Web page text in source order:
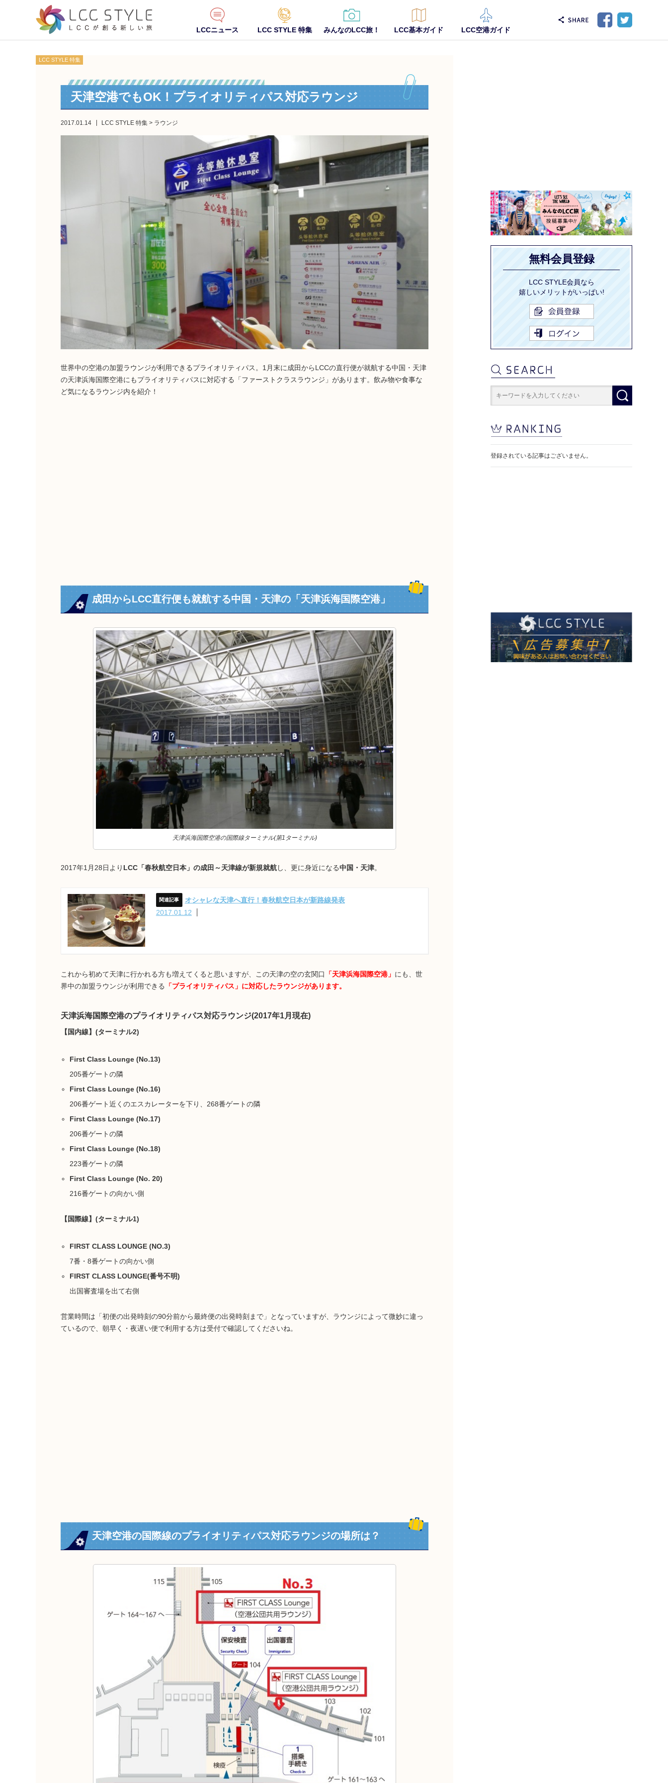
LCCニュース LCC STYLE 特集 みんなのLCC旅！ LCC基本ガイド LCC空港ガイド
LCC STYLE 特集
天津空港でもOK！プライオリティパス対応ラウンジ
2017.01.14 LCC STYLE 特集 > ラウンジ
世界中の空港の加盟ラウンジが利用できるプライオリティパス。1月末に成田からLCCの直行便が就航する中国・天津
の天津浜海国際空港にもプライオリティパスに対応する「ファーストクラスラウンジ」があります。飲み物や食事な
ど気になるラウンジ内を紹介！
成田からLCC直行便も就航する中国・天津の「天津浜海国際空港」
天津浜海国際空港の国際線ターミナル(第1ターミナル)
2017年1月28日より LCC「春秋航空日本」の成田～天津線が新規就航し、更に身近になる中国・天津。
オシャレな天津へ直行！春秋航空日本が新路線発表
2017.01.12
これから初めて天津に行かれる方も増えてくると思いますが、この天津の空の玄関口 「天津浜海国際空港」 にも、世
界中の加盟ラウンジが利用できる
「プライオリティパス」に対応したラウンジがあります。
天津浜海国際空港のプライオリティパス対応ラウンジ(2017年1月現在)
【国内線】(ターミナル2)
First Class Lounge (No.13)
205番ゲートの隣
First Class Lounge (No.16)
206番ゲート近くのエスカレーターを下り、268番ゲートの隣
First Class Lounge (No.17)
206番ゲートの隣
First Class Lounge (No.18)
223番ゲートの隣
First Class Lounge (No. 20)
216番ゲートの向かい側
【国際線】(ターミナル1)
FIRST CLASS LOUNGE (NO.3)
7番・8番ゲートの向かい側
FIRST CLASS LOUNGE(番号不明)
出国審査場を出て右側
営業時間は「初便の出発時刻の90分前から最終便の出発時刻まで」となっていますが、ラウンジによって微妙に違っ
ているので、朝早く・夜遅い便で利用する方は受付で確認してくださいね。
天津空港の国際線のプライオリティパス対応ラウンジの場所は？
無料会員登録
LCC STYLE会員なら
嬉しいメリットがいっぱい!
登録されている記事はございません。